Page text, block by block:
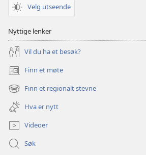
Velg utseende
Nyttige lenker
Vil du ha et besøk?
Finn et møte
(åpner
nytt
vindu)
Finn et regionalt stevne
(åpner
nytt
vindu)
Hva er nytt
Videoer
Søk